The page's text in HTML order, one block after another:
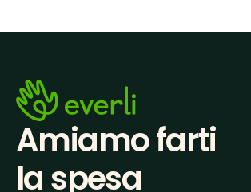
Amiamo farti
la spesa